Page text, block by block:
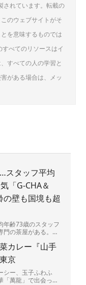
されています。転載の
のウェブサイトがそ
を意味するものでは
べてのリソースはイ
すべての人の学習と
がある場合は、メッ
スタッフ平均
「G-CHA＆
の壁も国境も超
年齢73歳のスタッフ
門の茶屋がある。
カレー『山手
京
シー、玉子ふわふ
「萬龍」で出会っ